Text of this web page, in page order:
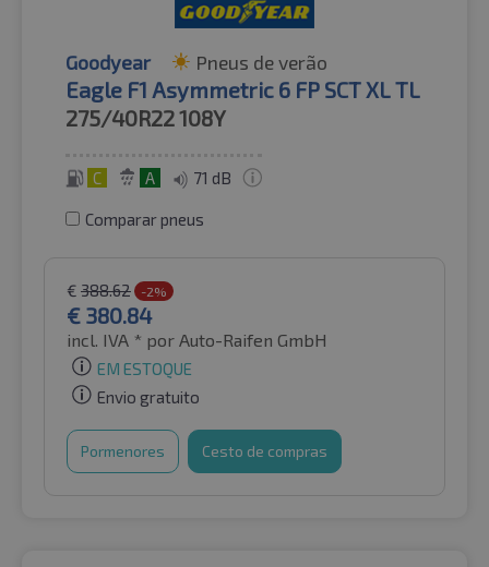
Goodyear Pneus de verão
Eagle F1 Asymmetric 6 FP SCT XL TL
275/40R22108Y
C A 71 dB
Comparar pneus
€ 388.62 -2%
€ 380.84
incl. IVA * por Auto-Raifen GmbH
EM ESTOQUE
Envio gratuito
Pormenores Cesto de compras